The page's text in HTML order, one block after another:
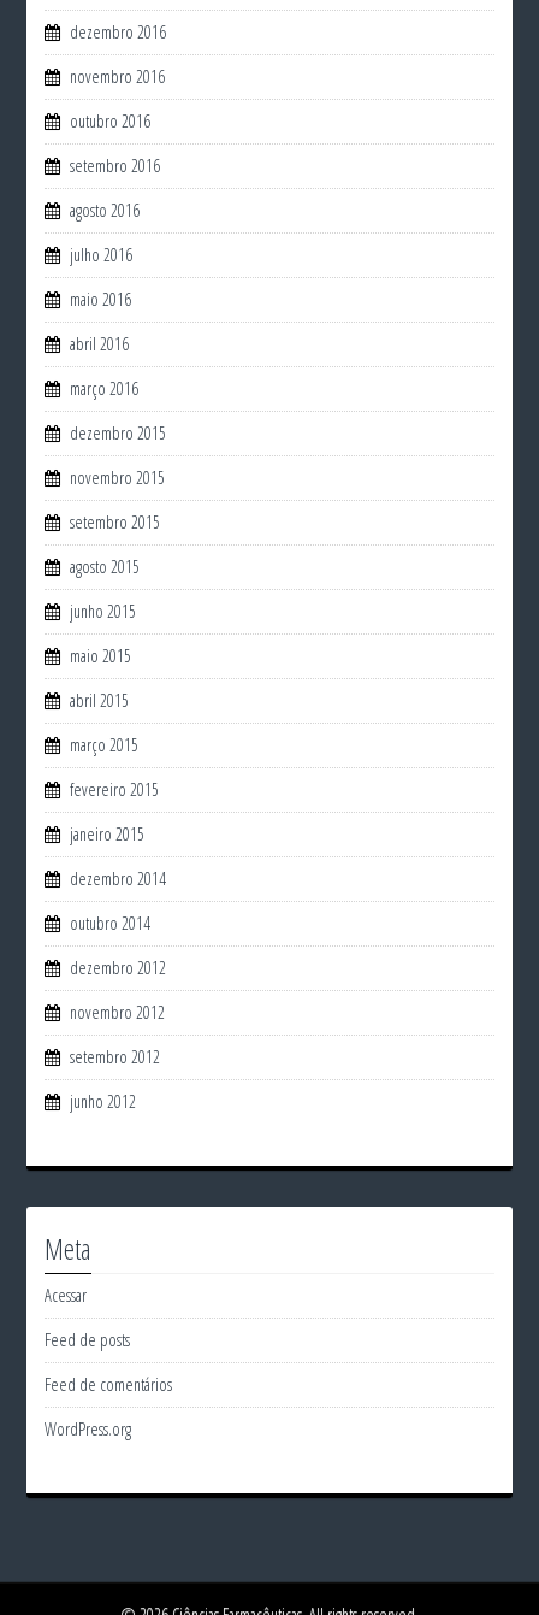
dezembro 2016
novembro 2016
outubro 2016
setembro 2016
agosto 2016
julho 2016
maio 2016
abril 2016
março 2016
dezembro 2015
novembro 2015
setembro 2015
agosto 2015
junho 2015
maio 2015
abril 2015
março 2015
fevereiro 2015
janeiro 2015
dezembro 2014
outubro 2014
dezembro 2012
novembro 2012
setembro 2012
junho 2012
Meta
Acessar
Feed de posts
Feed de comentários
WordPress.org